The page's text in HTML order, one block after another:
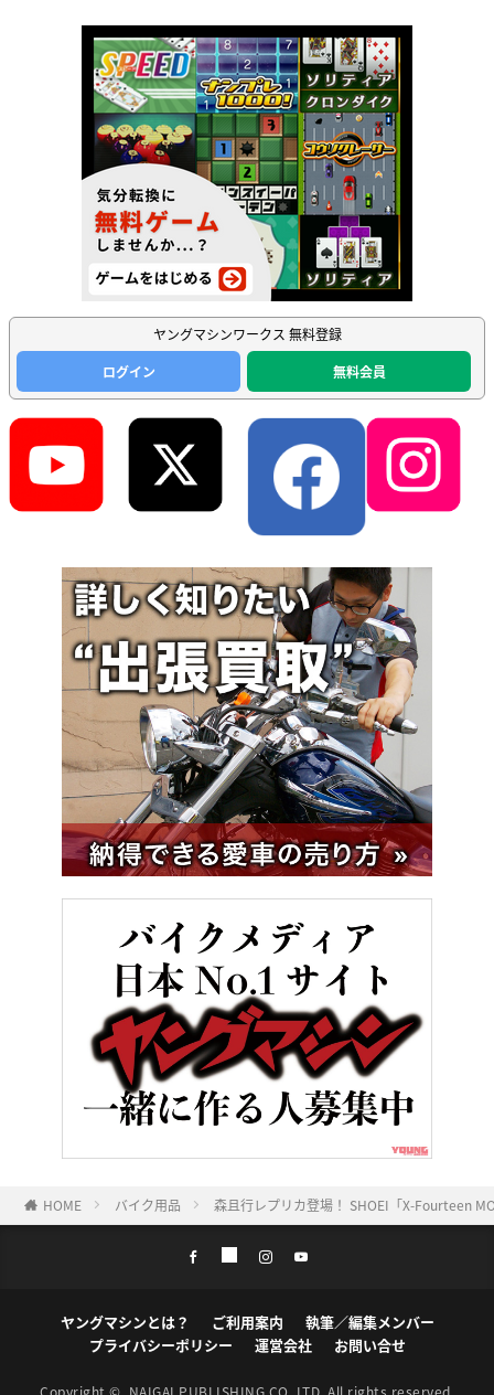
ヤングマシンワークス 無料登録
ログイン
無料会員
HOME バイク用品 森且行レプリカ登場！ SHOEI「X-Fourteen
ヤングマシンとは？ ご利用案内
執筆／編集メンバー
プライバシーポリシー
運営会社 お問い合せ
Copyright © NAIGAI PUBLISHING CO.,LTD. All rights reserved.